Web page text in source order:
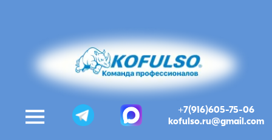
+7(916)605-75-06
kofulso.ru@gmail.com